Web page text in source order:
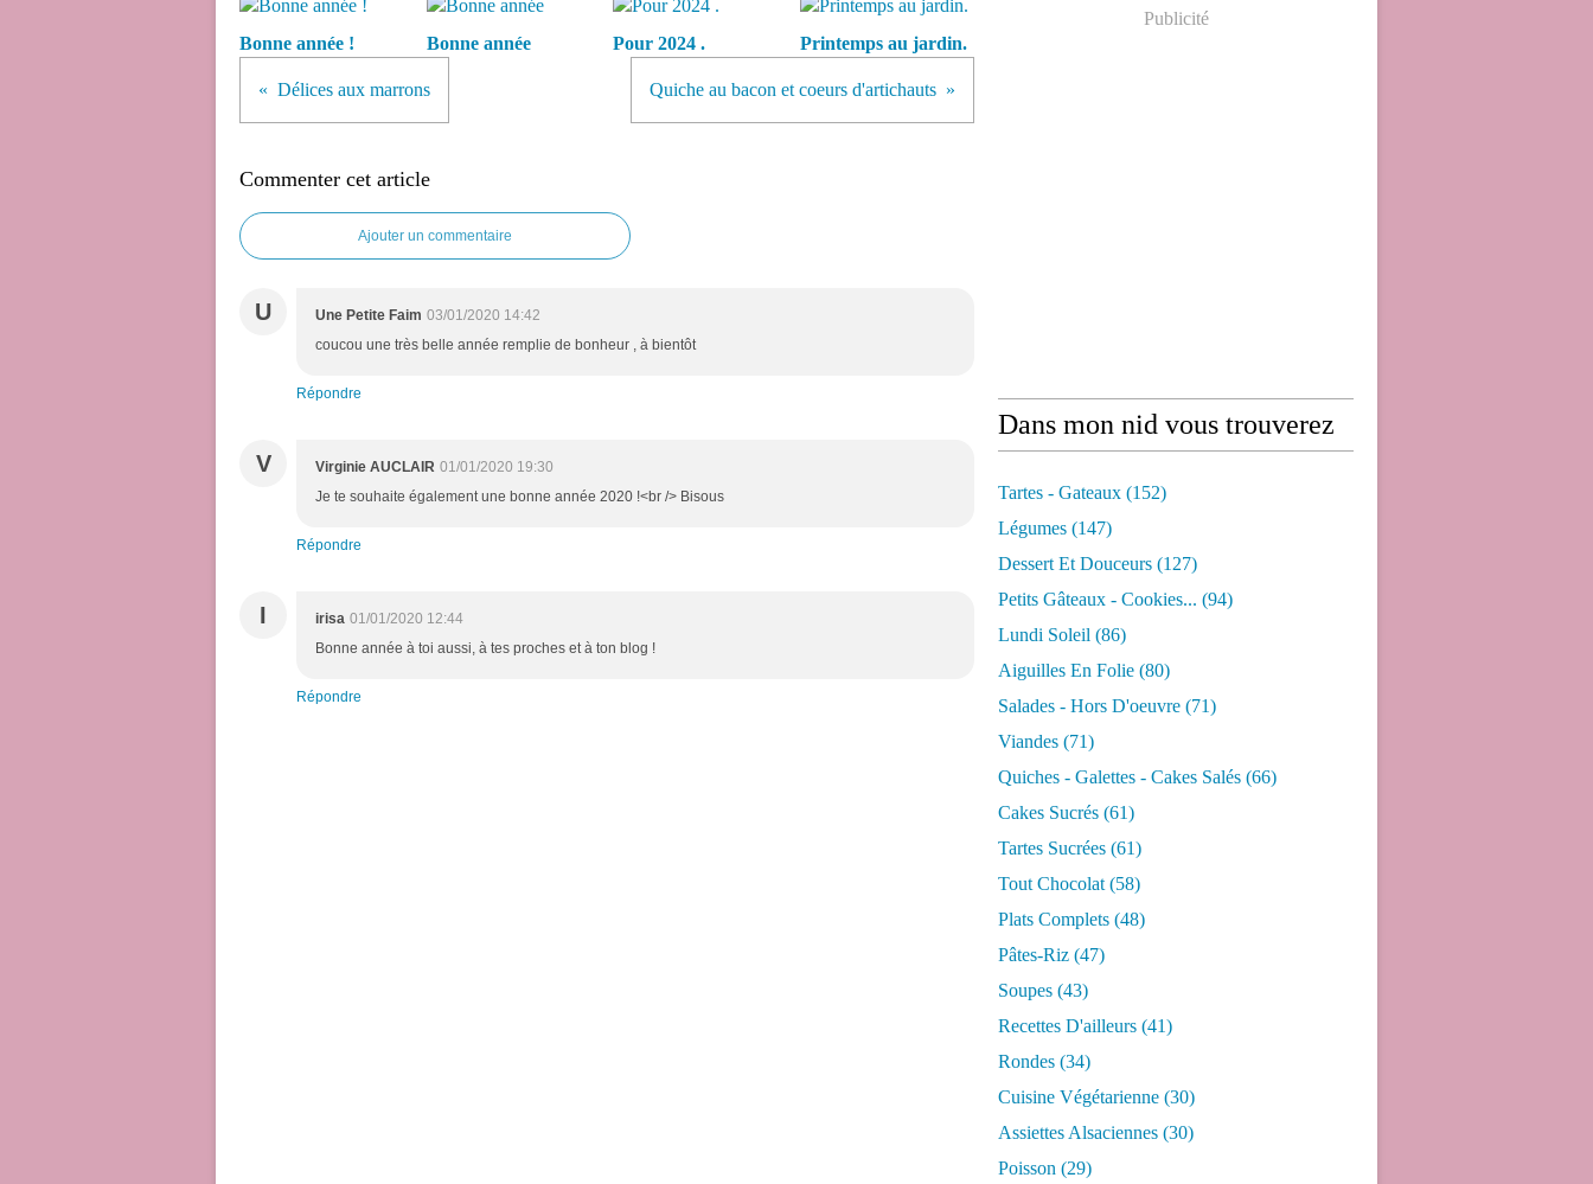
Bonne année ! Bonne année Pour 2024 . Printemps au jardin.
Délices aux marrons Quiche au bacon et coeurs d'artichauts
Commenter cet article
Ajouter un commentaire
U Une Petite Faim 03/01/2020 14:42
coucou une très belle année remplie de bonheur , à bientôt
Répondre
V Virginie AUCLAIR 01/01/2020 19:30
Je te souhaite également une bonne année 2020 !<br /> Bisous
Répondre
I irisa 01/01/2020 12:44
Bonne année à toi aussi, à tes proches et à ton blog !
Répondre
Publicité
Dans mon nid vous trouverez
Tartes - Gateaux (152)
Légumes (147)
Dessert Et Douceurs (127)
Petits Gâteaux - Cookies... (94)
Lundi Soleil (86)
Aiguilles En Folie (80)
Salades - Hors D'oeuvre (71)
Viandes (71)
Quiches - Galettes - Cakes Salés (66)
Cakes Sucrés (61)
Tartes Sucrées (61)
Tout Chocolat (58)
Plats Complets (48)
Pâtes-Riz (47)
Soupes (43)
Recettes D'ailleurs (41)
Rondes (34)
Cuisine Végétarienne (30)
Assiettes Alsaciennes (30)
Poisson (29)